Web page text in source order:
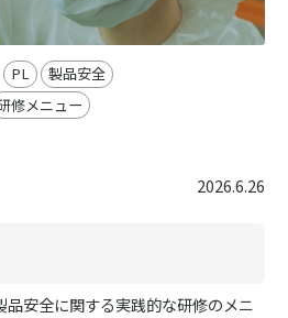
PL
製品安全
修メニュー
2026.6.26
安全に関する実践的な研修のメニ